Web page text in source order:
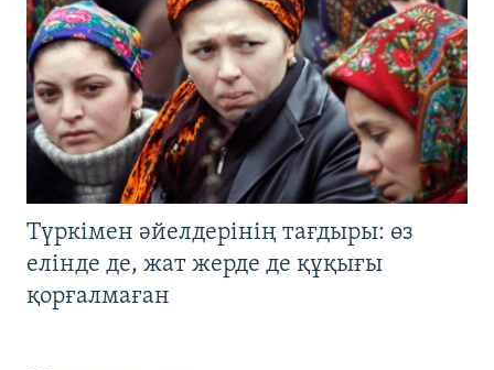
Түркімен әйелдерінің тағдыры: өз
елінде де, жат жерде де құқығы
қорғалмаған